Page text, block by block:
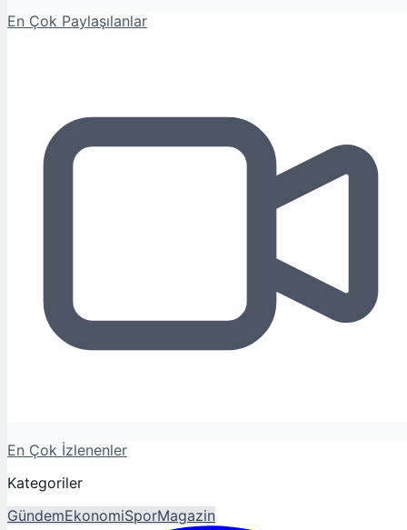
En Çok Paylaşılanlar
En Çok İzlenenler
Kategoriler
GündemEkonomiSporMagazin